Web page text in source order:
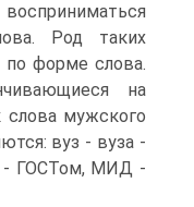
Род таких
по форме слова.
на
слова мужского
вуз - вуза -
- ГОСТом, МИД -